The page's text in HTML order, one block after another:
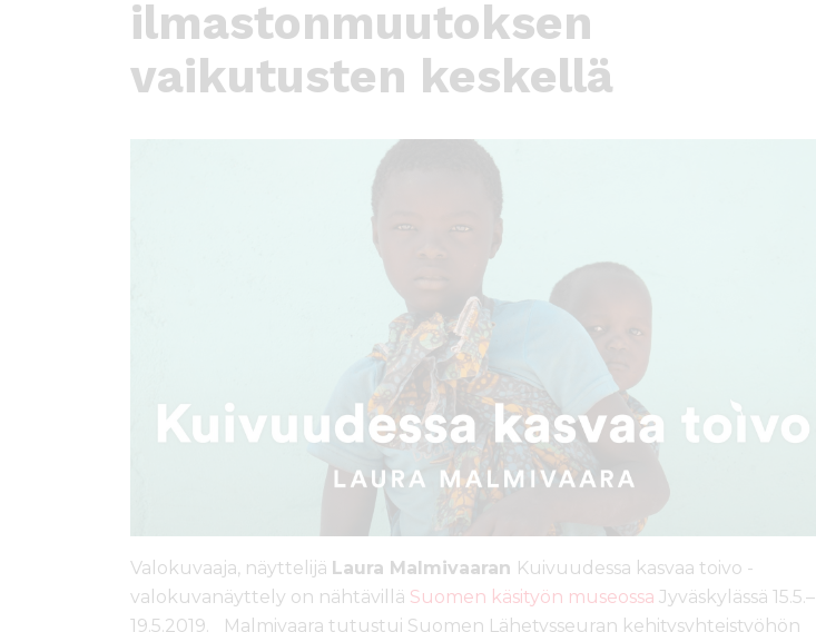
ilmastonmuutoksen
vaikutusten keskellä
Valokuvaaja, näyttelijä Laura Malmivaaran Kuivuudessa kasvaa toivo -
valokuvanäyttely on nähtävillä Suomen käsityön museossa Jyväskylässä 15.5.–
19.5.2019.
Malmivaara tutustui Suomen Lähetysseuran kehitysyhteistyöhön